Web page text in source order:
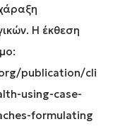
Η έκθεση
publication/cli
using-case-
formulating